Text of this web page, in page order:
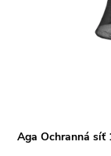
Aga Ochranná síť